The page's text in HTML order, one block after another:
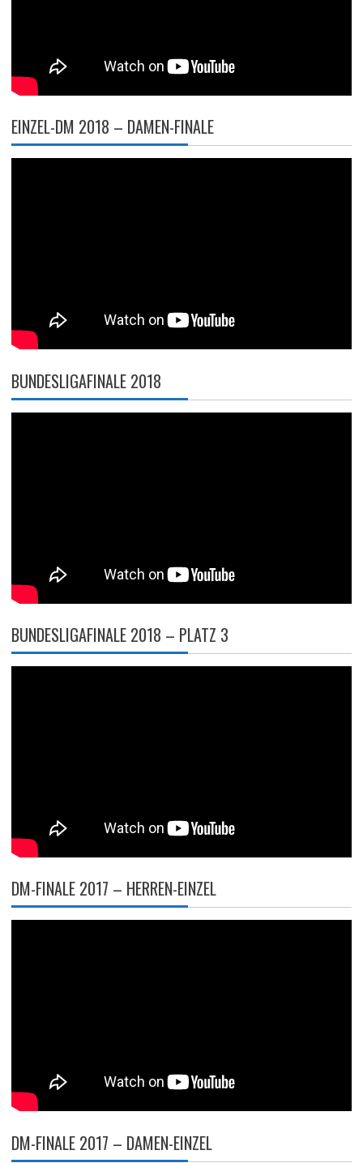
EINZEL-DM 2018 – DAMEN-FINALE
BUNDESLIGAFINALE 2018
BUNDESLIGAFINALE 2018 – PLATZ 3
DM-FINALE 2017 – HERREN-EINZEL
DM-FINALE 2017 – DAMEN-EINZEL